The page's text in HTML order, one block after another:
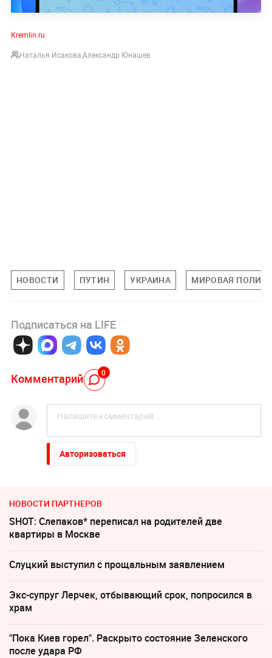
Кremlin.ru
Наталья ИсаковаАлександр Юнашев
НОВОСТИ ПУТИН УКРАИНА МИРОВАЯ
Подписаться на LIFE
Комментарий 0
Авторизоваться
НОВОСТИ ПАРТНЕРОВ
SHOT: Слепаков* переписал на родителей две
квартиры в Москве
Слуцкий выступил с прощальным заявлением
Экс-супруг Лерчек, отбывающий срок, попросился в
храм
"Пока Киев горел". Раскрыто состояние Зеленского
после удара РФ